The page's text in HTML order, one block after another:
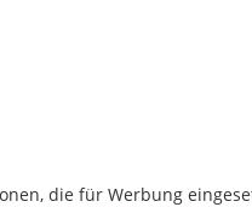
die für Werbung